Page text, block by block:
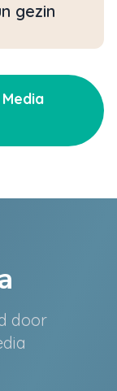
gezin
door